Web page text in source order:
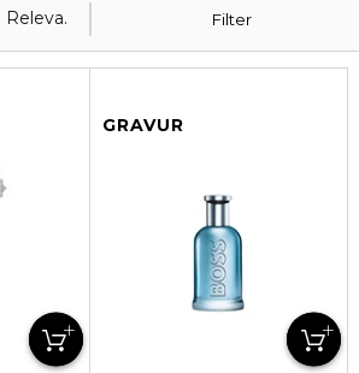
Filter
Relevanz
GRAVUR